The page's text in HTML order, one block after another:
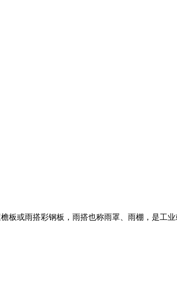
板或雨搭彩钢板，雨搭也称雨罩、雨棚，是工